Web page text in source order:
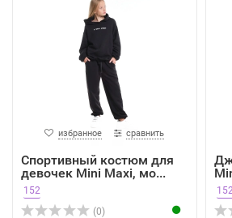
избранное сравнить
Спортивный костюм для
девочек Mini Maxi, мо...
152
(0)